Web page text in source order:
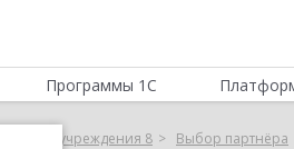
Программы 1С
учреждения 8 Выбор партнёра